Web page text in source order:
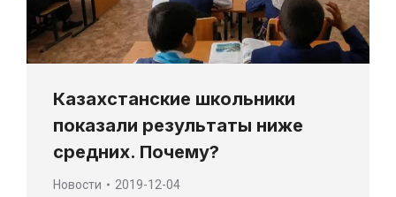
Казахстанские школьники
показали результаты ниже
средних. Почему?
Новости 2019-12-04